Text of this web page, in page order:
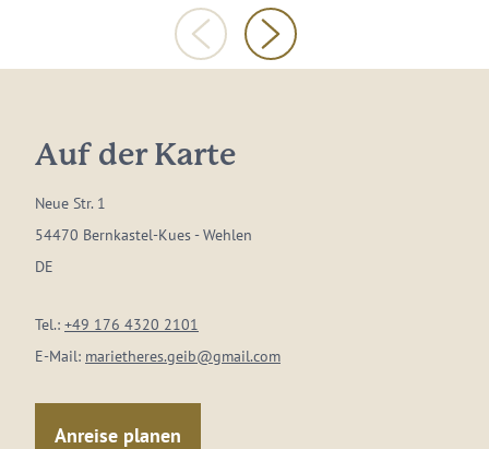
Auf der Karte
Neue Str. 1
54470 Bernkastel-Kues - Wehlen
DE
Tel.: +49 176 4320 2101
E-Mail: marietheres.geib@gmail.com
Anreise planen